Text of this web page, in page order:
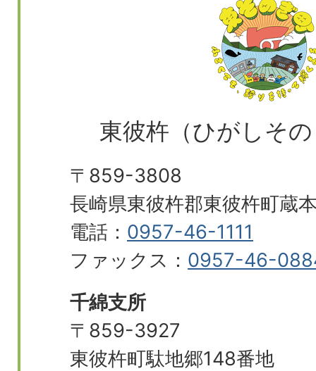
東彼杵（ひがしそ
〒859-3808
長崎県東彼杵郡東彼杵町蔵
電話： 0957-46-1111
ファックス： 0957-46-
千綿支所
〒859-3927
東彼杵町駄地郷148番地